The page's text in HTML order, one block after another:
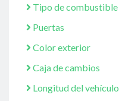
Tipo de combustible
Puertas
Color exterior
Caja de cambios
Longitud del vehículo